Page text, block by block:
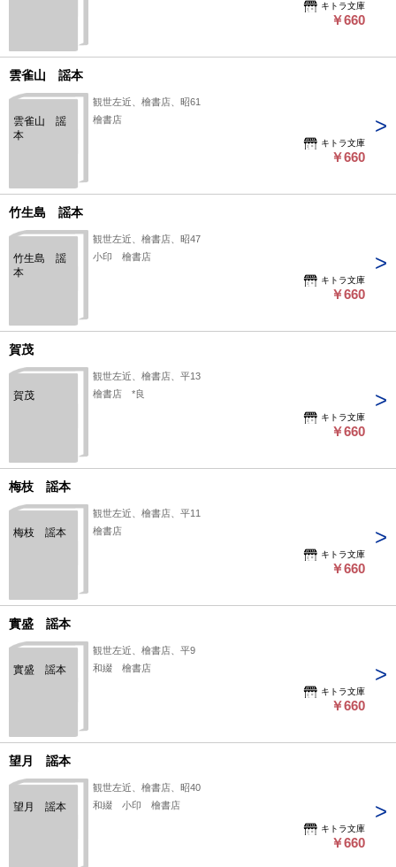
キトラ文庫
￥660
雲雀山 謡本
雲雀山 謡
本
観世左近、檜書店、昭61
檜書店
キトラ文庫
￥660
竹生島 謡本
竹生島 謡
本
観世左近、檜書店、昭47
小印 檜書店
キトラ文庫
￥660
賀茂
賀茂
観世左近、檜書店、平13
檜書店 *良
キトラ文庫
￥660
梅枝 謡本
梅枝 謡本
観世左近、檜書店、平11
檜書店
キトラ文庫
￥660
實盛 謡本
實盛 謡本
観世左近、檜書店、平9
和綴 檜書店
キトラ文庫
￥660
望月 謡本
望月 謡本
観世左近、檜書店、昭40
和綴 小印 檜書店
キトラ文庫
￥660